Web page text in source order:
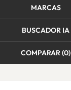
MARCAS
BUSCADOR IA
COMPARAR (0)